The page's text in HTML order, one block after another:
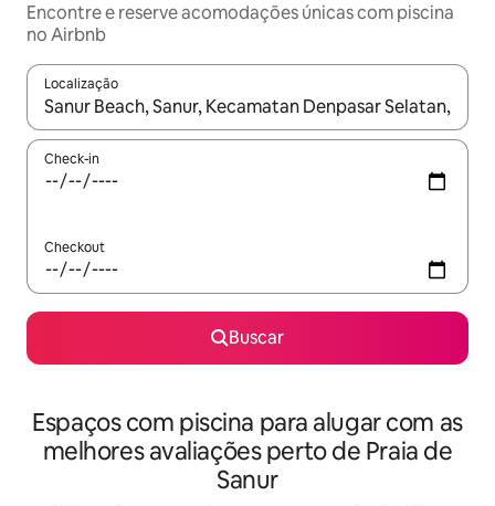
Encontre e reserve acomodações únicas com piscina
no Airbnb
Localização
Quando os resultados estiverem disponíveis, explore-os
Check-in
Checkout
Buscar
Espaços com piscina para alugar com as
melhores avaliações perto de Praia de
Sanur